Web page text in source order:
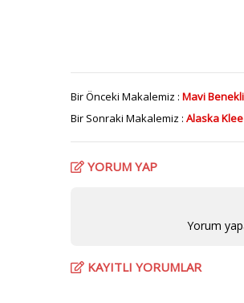
Bir Önceki Makalemiz : Mavi Benekli
Bir Sonraki Makalemiz : Alaska
YORUM YAP
Yorum
KAYITLI YORUMLAR